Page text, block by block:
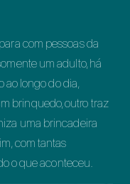
com pessoas da
um adulto, há
ao longo do dia,
brinquedo, outro traz
uma brincadeira
com tantas
o que aconteceu.